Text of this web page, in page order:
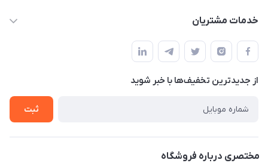
حساب کاربری
لیست محصولات
درباره ما
خدمات مشتریان
قوانین و مقررات
حریم خصوصی
راهنما
از جدید‌ترین تخفیف‌ها با‌ خبر شوید
ثبت
مختصری درباره فروشگاه